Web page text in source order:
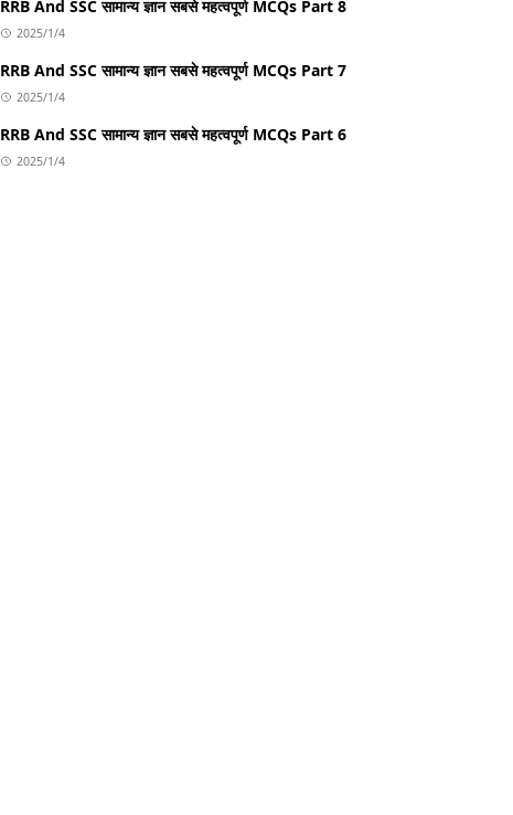
RRB And SSC सामान्य ज्ञान सबसे महत्वपूर्ण MCQs Part 8
2025/1/4
RRB And SSC सामान्य ज्ञान सबसे महत्वपूर्ण MCQs Part 7
2025/1/4
RRB And SSC सामान्य ज्ञान सबसे महत्वपूर्ण MCQs Part 6
2025/1/4